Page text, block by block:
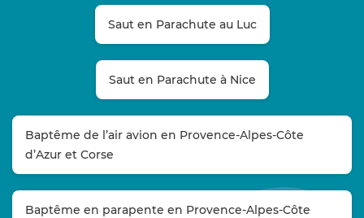
Saut en Parachute au Luc
Saut en Parachute à Nice
Baptême de l’air avion en Provence-Alpes-Côte
d’Azur et Corse
Baptême en parapente en Provence-Alpes-Côte